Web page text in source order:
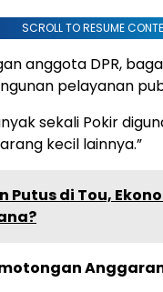
SCROLL TO RESUME
anggota DPR,
pelayanan
sekali Pokir
kecil lainnya.”
Putus di Tou,